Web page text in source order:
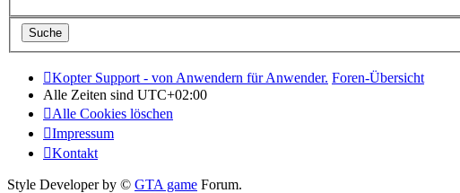
Kopter Support - von Anwendern für Anwender. Foren-Übersicht
Alle Zeiten sind UTC+02:00
Alle Cookies löschen
Impressum
Kontakt
Style Developer by © GTA game Forum.